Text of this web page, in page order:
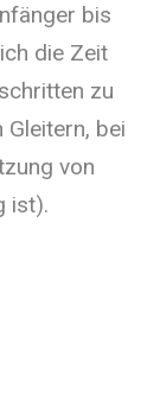
bis
die Zeit
zu
bei
von
ist).